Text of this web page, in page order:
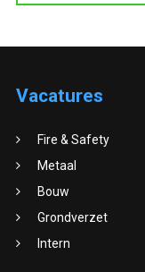
Vacatures
Fire & Safety
Metaal
Bouw
Grondverzet
Intern